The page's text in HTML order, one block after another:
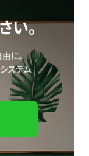
い。
に。
ステム